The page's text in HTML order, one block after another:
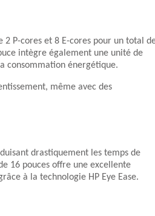
P-cores et 8 E-cores pour un total
intègre également une unité de
consommation énergétique.
même avec des
drastiquement les temps de
16 pouces offre une excellente
à la technologie HP Eye Ease.